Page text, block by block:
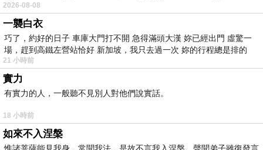
2026-08-08
一襲白衣
巧了，約好的日子 車庫大門打不開 急得滿頭大漢 妳已經出門 虛驚一
場，趕到高鐵左營站恰好 新加坡，我只去過一次 妳的行程總是排的
21 小時前
實力
有實力的人，一般聽不見別人對他們說實話。
18 小時前
如來不入涅槃